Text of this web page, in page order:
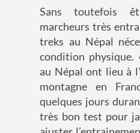
Sans toutefois
marcheurs très
treks au Népal
condition physique.
au Népal ont lieu à
montagne en
quelques jours
très bon test pour